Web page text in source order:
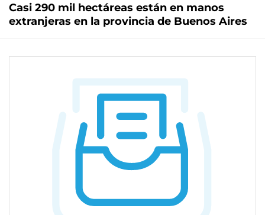
Casi 290 mil hectáreas están en manos
extranjeras en la provincia de Buenos Aires